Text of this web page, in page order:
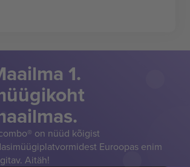
1.
on nüüd kõigist
Euroopas enim
Aitäh!